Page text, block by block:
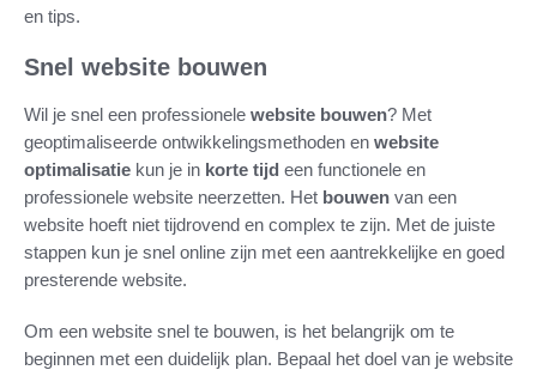
en tips.
Snel website bouwen
Wil je snel een professionele website bouwen? Met
geoptimaliseerde ontwikkelingsmethoden en website
optimalisatie kun je in korte tijd een functionele en
professionele website neerzetten. Het bouwen van een
website hoeft niet tijdrovend en complex te zijn. Met de juiste
stappen kun je snel online zijn met een aantrekkelijke en goed
presterende website.
Om een website snel te bouwen, is het belangrijk om te
beginnen met een duidelijk plan. Bepaal het doel van je website